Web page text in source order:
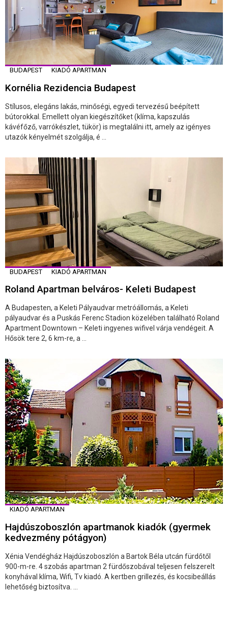
BUDAPEST KIADÓ APARTMAN
Kornélia Rezidencia Budapest
Stílusos, elegáns lakás, minőségi, egyedi tervezésű beépített
bútorokkal. Emellett olyan kiegészítőket (klíma, kapszulás
kávéfőző, varrókészlet, tükör) is megtalálni itt, amely az igényes
utazók kényelmét szolgálja, é ...
BUDAPEST KIADÓ APARTMAN
Roland Apartman belváros- Keleti Budapest
A Budapesten, a Keleti Pályaudvar metróállomás, a Keleti
pályaudvar és a Puskás Ferenc Stadion közelében található Roland
Apartment Downtown – Keleti ingyenes wifivel várja vendégeit. A
Hősök tere 2, 6 km-re, a ...
KIADÓ APARTMAN
Hajdúszoboszlón apartmanok kiadók (gyermek
kedvezmény pótágyon)
Xénia Vendégház Hajdúszoboszlón a Bartok Béla utcán fürdőtől
900-m-re. 4 szobás apartman 2 fürdőszobával teljesen felszerelt
konyhával klíma, Wifi, Tv kiadó. A kertben grillezés, és kocsibeállás
lehetőség biztosítva. ...